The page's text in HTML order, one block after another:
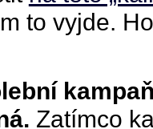
to vyjde.
Zatímco